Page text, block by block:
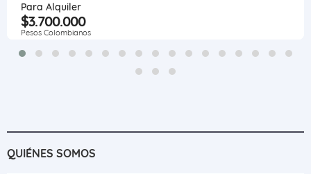
Para Alquiler
$3.700.000
Pesos Colombianos
QUIÉNES SOMOS